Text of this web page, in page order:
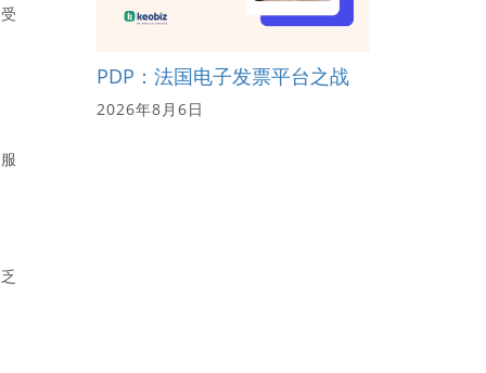
PDP：法国电子发票平台之战
2026年8月6日